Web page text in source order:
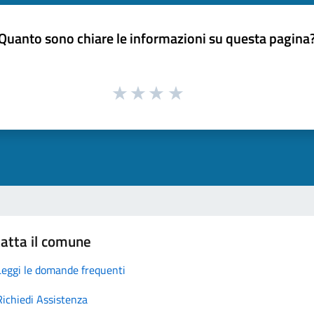
sono chiare le informazioni su questa
il comune
le domande frequenti
Assistenza